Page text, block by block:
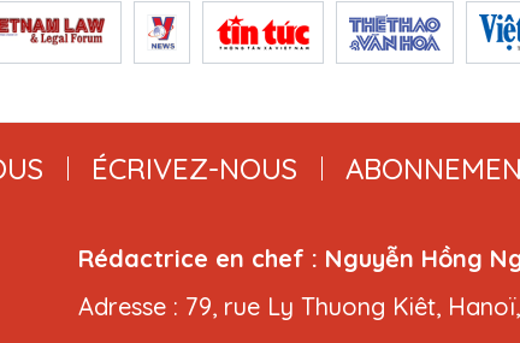
ÉCRIVEZ-NOUS
Rédactrice en chef : Nguyễn Hồng
Adresse : 79, rue Ly Thuong Kiêt,